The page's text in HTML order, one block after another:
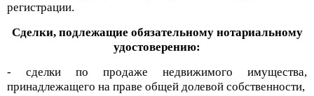
регистрации.
Сделки, подлежащие обязательному нотариальному
удостоверению:
- сделки по продаже недвижимого имущества,
принадлежащего на праве общей долевой собственности,